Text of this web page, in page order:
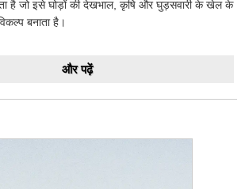
है जो इसे घोड़ों की देखभाल, कृषि और घुड़सवारी के खेल के
बनाता है।
और पढ़ें